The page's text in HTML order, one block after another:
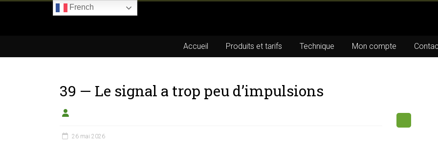
du
éthanol
Accueil Produits et tarifs Technique Mon compte
39 — Le signal a trop peu d’impulsions
26 mai 2026
French